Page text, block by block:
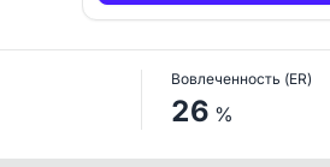
Вовлеченность (ER)
26 %